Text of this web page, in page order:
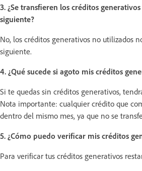
3. ¿Se transfieren los créditos
siguiente?
No, los créditos generativos no utilizados
siguiente.
4. ¿Qué sucede si agoto mis créditos
Si te quedas sin créditos generativos,
Nota importante: cualquier crédito que
dentro del mismo mes, ya que no se
5. ¿Cómo puedo verificar mis créditos
Para verificar tus créditos generativos